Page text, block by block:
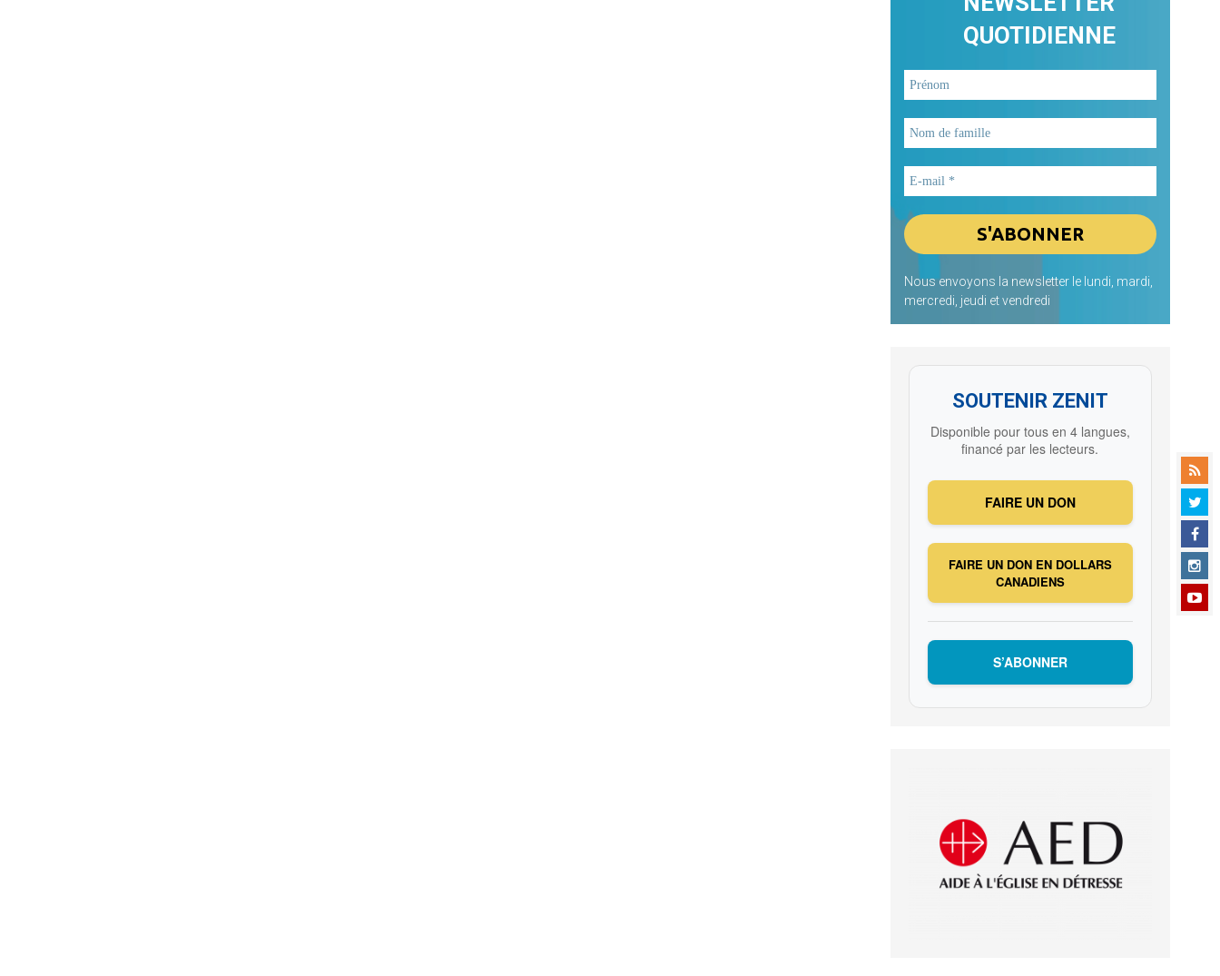
QUOTIDIENNE
Nous envoyons la newsletter le lundi, mardi,
mercredi, jeudi et vendredi
SOUTENIR ZENIT
Disponible pour tous en 4 langues,
financé par les lecteurs.
FAIRE UN DON
FAIRE UN DON EN DOLLARS
CANADIENS
S’ABONNER